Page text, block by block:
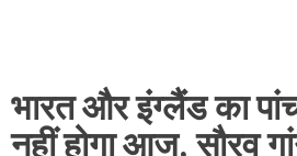
भारत और इंग्लैंड का
नहीं होगा आज, सौरव